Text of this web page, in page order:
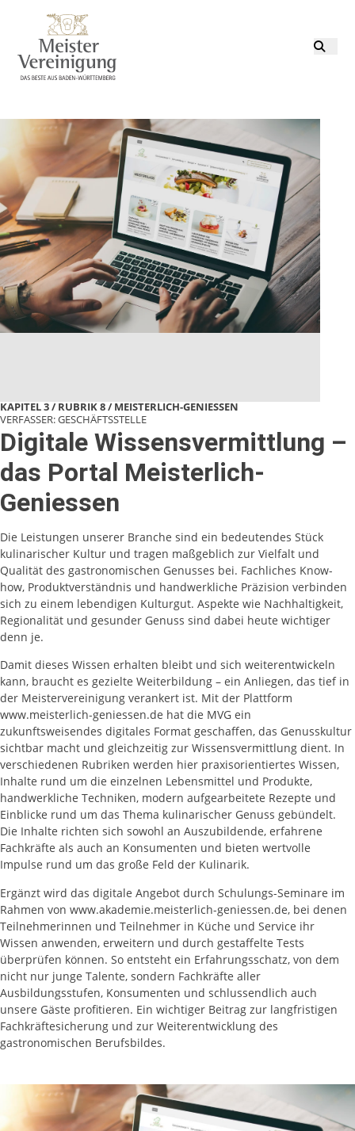
KAPITEL 3 / RUBRIK 8
MEISTERLICH-GENIESSEN
VERFASSER: GESCHÄFTSSTELLE
Digitale Wissensvermittlung –
das Portal Meisterlich-
Geniessen
Die Leistungen unserer Branche sind ein bedeutendes Stück
kulinarischer Kultur und tragen maßgeblich zur Vielfalt und
Qualität des gastronomischen Genusses bei. Fachliches Know-
how, Produktverständnis und handwerkliche Präzision verbinden
sich zu einem lebendigen Kulturgut. Aspekte wie Nachhaltigkeit,
Regionalität und gesunder Genuss sind dabei heute wichtiger
denn je.
Damit dieses Wissen erhalten bleibt und sich weiterentwickeln
kann, braucht es gezielte Weiterbildung – ein Anliegen, das tief in
der Meistervereinigung verankert ist. Mit der Plattform
www.meisterlich-geniessen.de hat die MVG ein
zukunftsweisendes digitales Format geschaffen, das Genusskultur
sichtbar macht und gleichzeitig zur Wissensvermittlung dient. In
verschiedenen Rubriken werden hier praxisorientiertes Wissen,
Inhalte rund um die einzelnen Lebensmittel und Produkte,
handwerkliche Techniken, modern aufgearbeitete Rezepte und
Einblicke rund um das Thema kulinarischer Genuss gebündelt.
Die Inhalte richten sich sowohl an Auszubildende, erfahrene
Fachkräfte als auch an Konsumenten und bieten wertvolle
Impulse rund um das große Feld der Kulinarik.
Ergänzt wird das digitale Angebot durch Schulungs-Seminare im
Rahmen von www.akademie.meisterlich-geniessen.de, bei denen
Teilnehmerinnen und Teilnehmer in Küche und Service ihr
Wissen anwenden, erweitern und durch gestaffelte Tests
überprüfen können. So entsteht ein Erfahrungsschatz, von dem
nicht nur junge Talente, sondern Fachkräfte aller
Ausbildungsstufen, Konsumenten und schlussendlich auch
unsere Gäste profitieren. Ein wichtiger Beitrag zur langfristigen
Fachkräftesicherung und zur Weiterentwicklung des
gastronomischen Berufsbildes.